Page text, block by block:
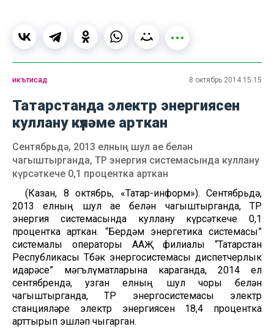
икътисад 8 октябрь 2014 15:15
Татарстанда электр энергиясен
куллану күләме арткан
Сентябрьдә, 2013 елның шул ае белән
чагыштырганда, ТР энергия системасында куллану
күрсәткече 0,1 процентка арткан
(Казан, 8 октябрь, «Татар-информ»). Сентябрьдә,
2013 елның шул ае белән чагыштырганда, ТР
энергия системасында куллану күрсәткече 0,1
процентка арткан. “Бердәм энергетика системасы”
системалы операторы ААҖ филиалы “Татарстан
Республикасы Төбәк энергосистемасы диспетчерлык
идарәсе” мәгълүматларына караганда, 2014 ел
сентябрендә, узган елның шул чоры белән
чагыштырганда, ТР энергосистемасы электр
станцияләре электр энергиясен 18,4 процентка
арттырып эшләп чыгарган.